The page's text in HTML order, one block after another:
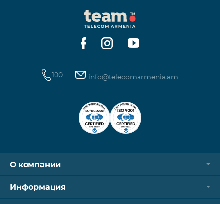
100 info@telecomarmenia.am
О компании
Информация